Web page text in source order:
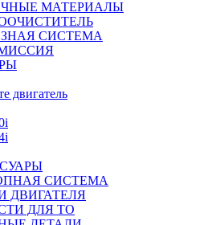
МАТЕРИАЛЫ
СИСТЕМА
двигатель
СИСТЕМА
ДВИГАТЕЛЯ
ДЛЯ ТО